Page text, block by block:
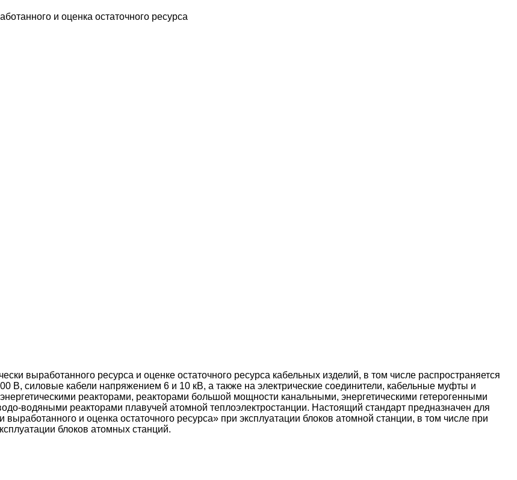
и оценка остаточного ресурса
выработанного ресурса и оценке остаточного ресурса кабельных изделий, в том числе распространяется
В, силовые кабели напряжением 6 и 10 кВ, а также на электрические соединители, кабельные муфты и
реакторами, реакторами большой мощности канальными, энергетическими гетерогенными
водяными реакторами плавучей атомной теплоэлектростанции. Настоящий стандарт предназначен для
и оценка остаточного ресурса» при эксплуатации блоков атомной станции, в том числе при
блоков атомных станций.